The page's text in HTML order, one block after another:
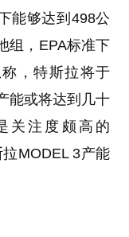
能够达到498公
组，EPA标准下
，特斯拉将于
能或将达到几十
关注度颇高的
MODEL 3产能